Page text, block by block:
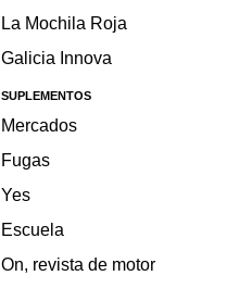
La Mochila Roja
Galicia Innova
SUPLEMENTOS
Mercados
Fugas
Yes
Escuela
On, revista de motor